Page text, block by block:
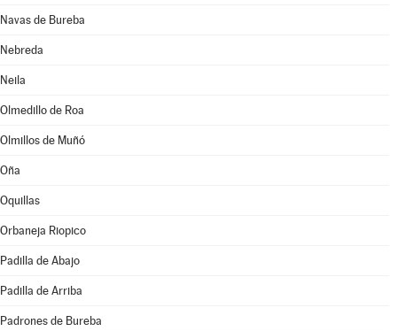
Navas de Bureba
Nebreda
Neila
Olmedillo de Roa
Olmillos de Muñó
Oña
Oquillas
Orbaneja Riopico
Padilla de Abajo
Padilla de Arriba
Padrones de Bureba